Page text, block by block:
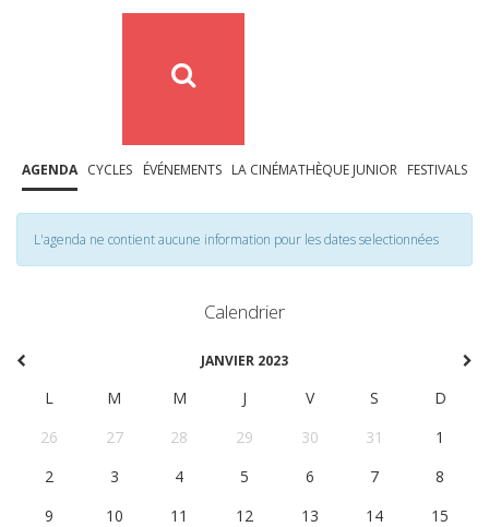
AGENDA CYCLES ÉVÉNEMENTS LA CINÉMATHÈQUE JUNIOR FESTIVALS
L'agenda ne contient aucune information pour les dates selectionnées
Calendrier
JANVIER 2023
L M M J V S
D
26
27 28 29 30 31
1
2
3 4 5 6 7
8
9
10 11 12 13 14
15